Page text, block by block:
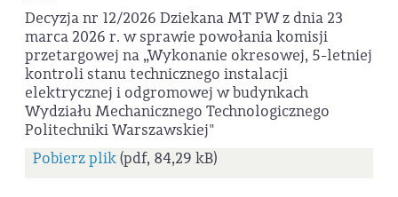
Decyzja nr 12/2026 Dziekana MT PW z dnia 23
marca 2026 r. w sprawie powołania komisji
przetargowej na „Wykonanie okresowej, 5-letniej
kontroli stanu technicznego instalacji
elektrycznej i odgromowej w budynkach
Wydziału Mechanicznego Technologicznego
Politechniki Warszawskiej"
Pobierz plik(pdf, 84,29 kB)